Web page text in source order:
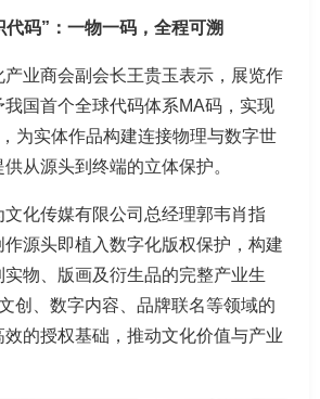
代码”：一物一码，全程可溯
产业商会副会长王贵玉表示，展览作
国首个全球代码体系MA码，实现
为实体作品构建连接物理与数字世
从源头到终端的立体保护。
化传媒有限公司总经理郭韦肖指
源头即植入数字化版权保护，构建
物、版画及衍生品的完整产业生
创、数字内容、品牌联名等领域的
的授权基础，推动文化价值与产业